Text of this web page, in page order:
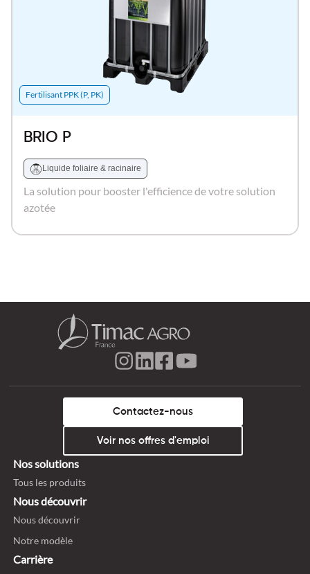
Fertilisant PPK (P, PK)
BRIO P
Liquide foliaire & racinaire
La solution pour booster l'efficience de votre solution
azotée
Nos solutions
Tous les produits
Nous découvrir
Nous découvrir
Notre modèle
Carrière
Contactez-nous
Voir nos offres d'emploi